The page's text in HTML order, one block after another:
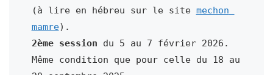
(à lire en hébreu sur le site mechon
mamre
2ème session du 5 au 7 février 2026.
Même condition que pour celle du 18 au